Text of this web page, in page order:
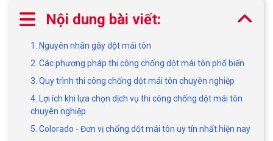
Nội dung bài viết:
1. Nguyên nhân gây dột mái tôn
2. Các phương pháp thi công chống dột mái tôn phổ biến
3. Quy trình thi công chống dột mái tôn chuyên nghiệp
4. Lợi ích khi lựa chọn dịch vụ thi công chống dột mái tôn
chuyên nghiệp
5. Colorado - Đơn vị chống dột mái tôn uy tín nhất hiện nay